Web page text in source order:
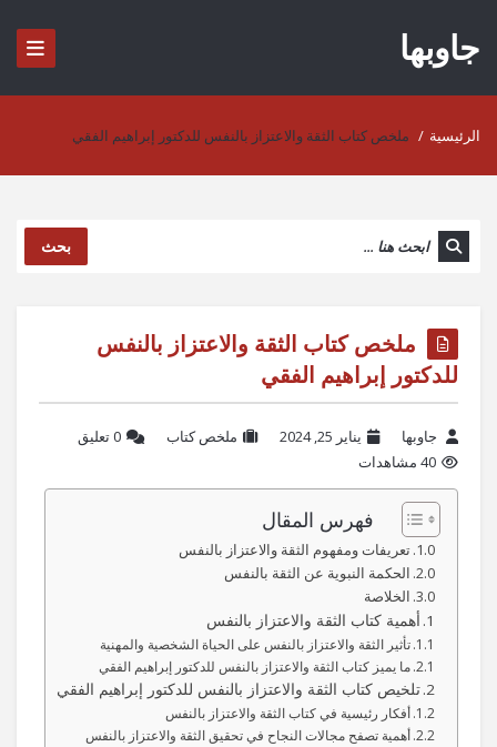
جاوبها
الرئيسية / ملخص كتاب الثقة والاعتزاز بالنفس للدكتور إبراهيم الفقي
بحث
ملخص كتاب الثقة والاعتزاز بالنفس
للدكتور إبراهيم الفقي
جاوبها يناير 25, 2024 ملخص كتاب
‫0 تعليق
40 مشاهدات
فهرس المقال
تعريفات ومفهوم الثقة والاعتزاز بالنفس
الحكمة النبوية عن الثقة بالنفس
الخلاصة
أهمية كتاب الثقة والاعتزاز بالنفس
تأثير الثقة والاعتزاز بالنفس على الحياة الشخصية والمهنية
ما يميز كتاب الثقة والاعتزاز بالنفس للدكتور إبراهيم الفقي
تلخيص كتاب الثقة والاعتزاز بالنفس للدكتور إبراهيم الفقي
أفكار رئيسية في كتاب الثقة والاعتزاز بالنفس
أهمية تصفح مجالات النجاح في تحقيق الثقة والاعتزاز بالنفس